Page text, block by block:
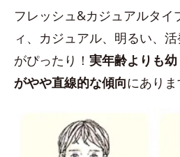
フレッシュ&カジュアルタイ
ィ、カジュアル、明るい、
がぴったり！ 実年齢よりも
がやや直線的な傾向にありま